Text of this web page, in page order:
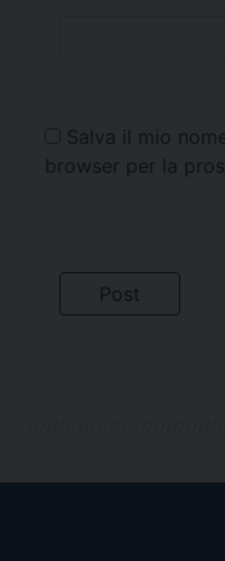
Salva il mio
browser per la